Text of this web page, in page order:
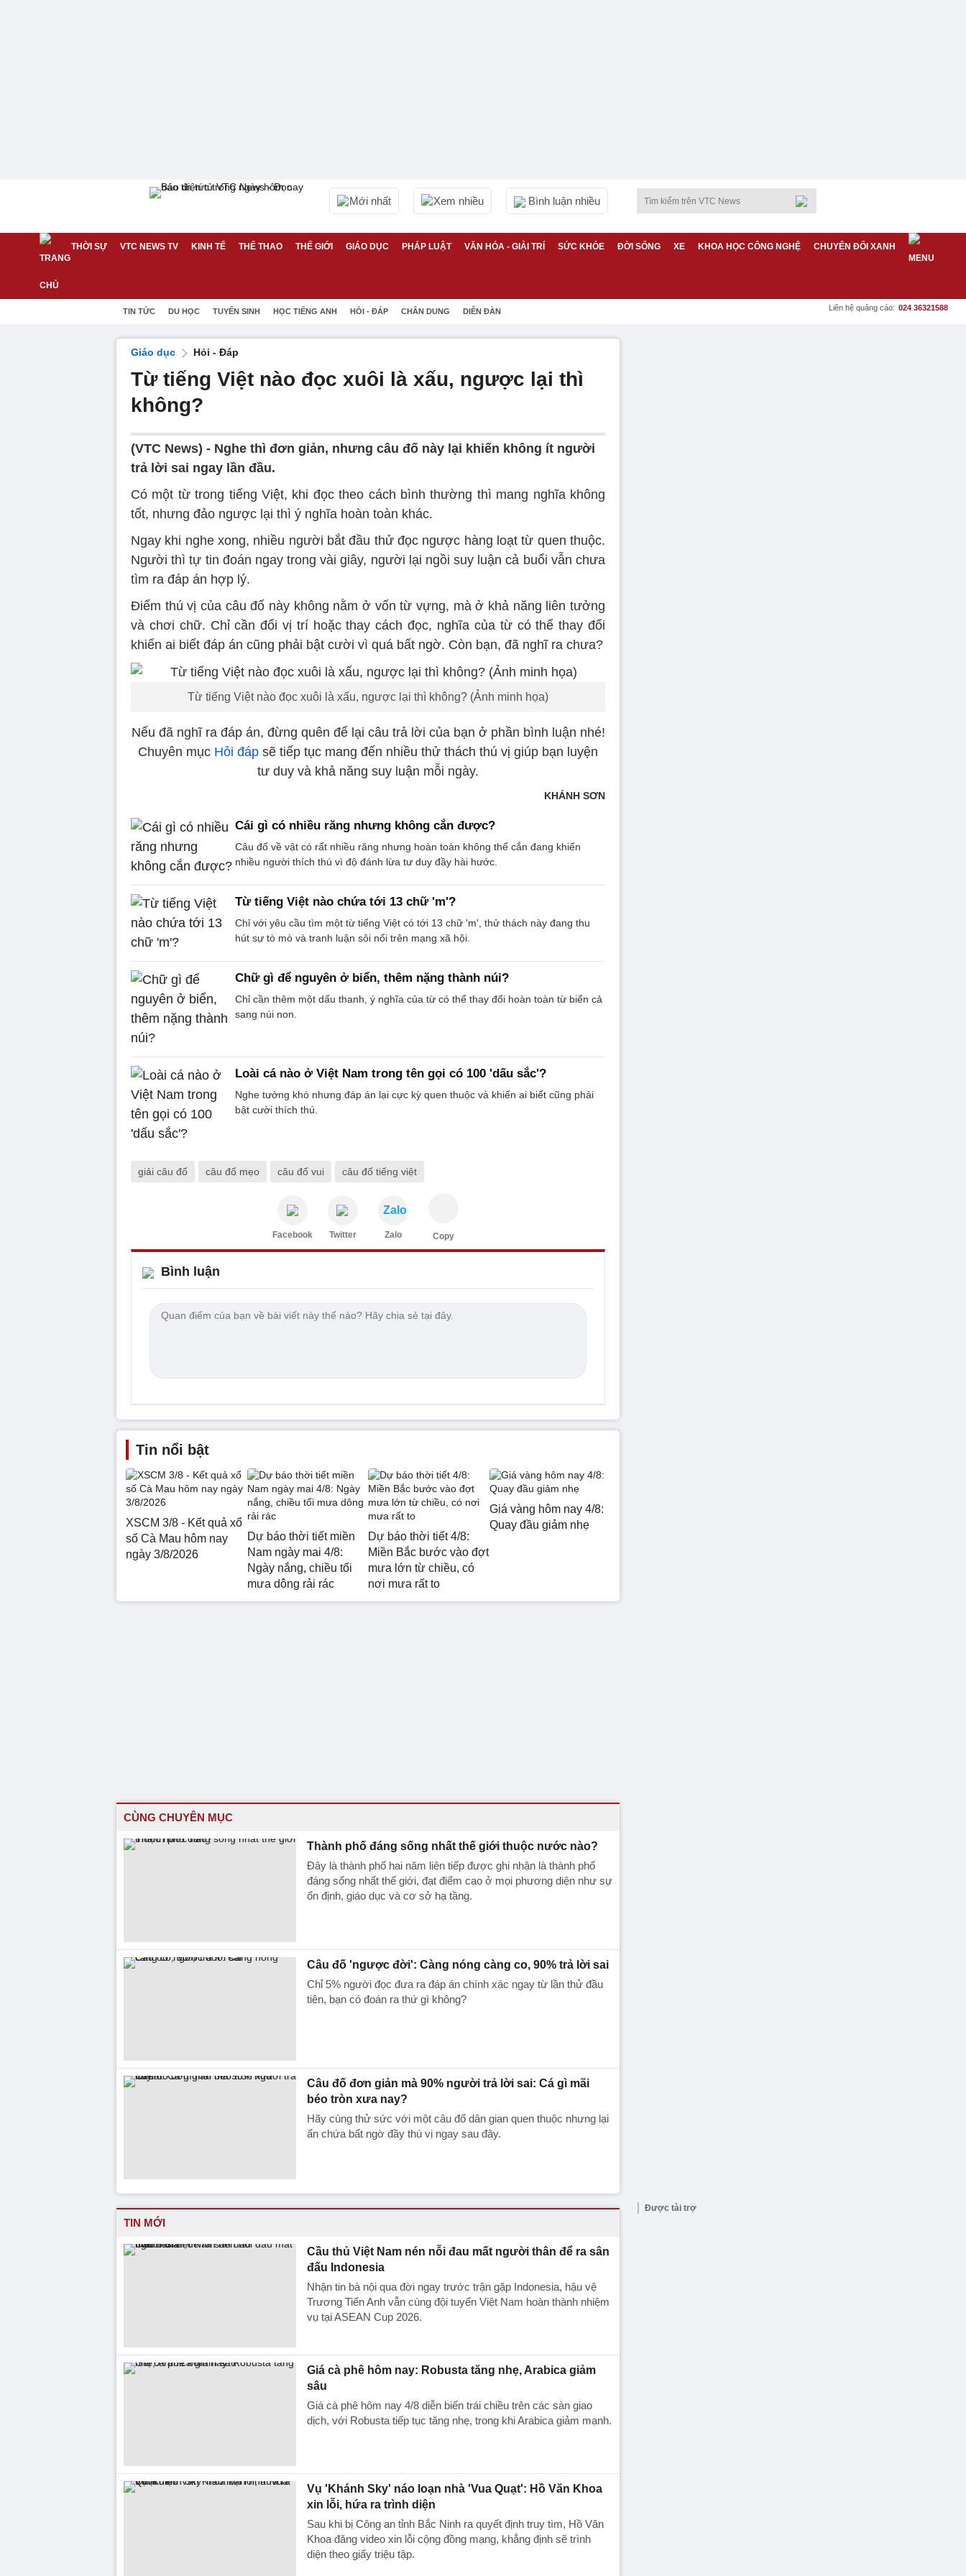
Mới nhất Xem nhiều Bình luận nhiều
THỜI SỰ VTC NEWS TV KINH TẾ THỂ THAO THẾ GIỚI GIÁO DỤC PHÁP LUẬT VĂN HÓA - GIẢI TRÍ SỨC KHỎE ĐỜI SỐNG XE KHOA HỌC CÔNG NGHỆ CHUYỂN ĐỔI XANH
TIN TỨC DU HỌC TUYỂN SINH HỌC TIẾNG ANH HỎI - ĐÁP CHÂN DUNG DIỄN ĐÀN Liên hệ quảng cáo: 024 36321588
Giáo dục Hỏi - Đáp
Từ tiếng Việt nào đọc xuôi là xấu, ngược lại thì
không?
(VTC News) - Nghe thì đơn giản, nhưng câu đố này lại khiến không ít người
trả lời sai ngay lần đầu.
Có một từ trong tiếng Việt, khi đọc theo cách bình thường thì mang nghĩa không
tốt, nhưng đảo ngược lại thì ý nghĩa hoàn toàn khác.
Ngay khi nghe xong, nhiều người bắt đầu thử đọc ngược hàng loạt từ quen thuộc.
Người thì tự tin đoán ngay trong vài giây, người lại ngồi suy luận cả buổi vẫn chưa
tìm ra đáp án hợp lý.
Điểm thú vị của câu đố này không nằm ở vốn từ vựng, mà ở khả năng liên tưởng
và chơi chữ. Chỉ cần đổi vị trí hoặc thay cách đọc, nghĩa của từ có thể thay đổi
khiến ai biết đáp án cũng phải bật cười vì quá bất ngờ. Còn bạn, đã nghĩ ra chưa?
Từ tiếng Việt nào đọc xuôi là xấu, ngược lại thì không? (Ảnh minh họa)
Nếu đã nghĩ ra đáp án, đừng quên để lại câu trả lời của bạn ở phần bình luận nhé!
Chuyên mục Hỏi đáp sẽ tiếp tục mang đến nhiều thử thách thú vị giúp bạn luyện
tư duy và khả năng suy luận mỗi ngày.
KHÁNH SƠN
Cái gì có nhiều răng nhưng không cắn được?
Câu đố về vật có rất nhiều răng nhưng hoàn toàn không thể cắn đang khiến
nhiều người thích thú vì độ đánh lừa tư duy đầy hài hước.
Từ tiếng Việt nào chứa tới 13 chữ 'm'?
Chỉ với yêu cầu tìm một từ tiếng Việt có tới 13 chữ 'm', thử thách này đang thu
hút sự tò mò và tranh luận sôi nổi trên mạng xã hội.
Chữ gì để nguyên ở biển, thêm nặng thành núi?
Chỉ cần thêm một dấu thanh, ý nghĩa của từ có thể thay đổi hoàn toàn từ biển cả
sang núi non.
Loài cá nào ở Việt Nam trong tên gọi có 100 'dấu sắc'?
Nghe tưởng khó nhưng đáp án lại cực kỳ quen thuộc và khiến ai biết cũng phải
bật cười thích thú.
giải câu đố câu đố mẹo câu đố vui câu đố tiếng việt
Facebook Twitter
Zalo
Zalo Copy
Bình luận
Tin nổi bật
XSCM 3/8 - Kết quả xổ
số Cà Mau hôm nay
ngày 3/8/2026
Dự báo thời tiết miền
Nam ngày mai 4/8:
Ngày nắng, chiều tối
mưa dông rải rác
Dự báo thời tiết 4/8:
Miền Bắc bước vào đợt
mưa lớn từ chiều, có
nơi mưa rất to
Giá vàng hôm nay 4/8:
Quay đầu giảm nhẹ
CÙNG CHUYÊN MỤC
Thành phố đáng sống nhất thế giới thuộc nước nào?
Đây là thành phố hai năm liên tiếp được ghi nhận là thành phố
đáng sống nhất thế giới, đạt điểm cao ở mọi phương diện như sự
ổn định, giáo dục và cơ sở hạ tầng.
Câu đố 'ngược đời': Càng nóng càng co, 90% trả lời sai
Chỉ 5% người đọc đưa ra đáp án chính xác ngay từ lần thử đầu
tiên, bạn có đoán ra thứ gì không?
Câu đố đơn giản mà 90% người trả lời sai: Cá gì mãi
béo tròn xưa nay?
Hãy cùng thử sức với một câu đố dân gian quen thuộc nhưng lại
ẩn chứa bất ngờ đầy thú vị ngay sau đây.
TIN MỚI
Cầu thủ Việt Nam nén nỗi đau mất người thân để ra sân
đấu Indonesia
Nhận tin bà nội qua đời ngay trước trận gặp Indonesia, hậu vệ
Trương Tiến Anh vẫn cùng đội tuyển Việt Nam hoàn thành nhiệm
vụ tại ASEAN Cup 2026.
Giá cà phê hôm nay: Robusta tăng nhẹ, Arabica giảm
sâu
Giá cà phê hôm nay 4/8 diễn biến trái chiều trên các sàn giao
dịch, với Robusta tiếp tục tăng nhẹ, trong khi Arabica giảm mạnh.
Vụ 'Khánh Sky' náo loạn nhà 'Vua Quạt': Hồ Văn Khoa
xin lỗi, hứa ra trình diện
Sau khi bị Công an tỉnh Bắc Ninh ra quyết định truy tìm, Hồ Văn
Khoa đăng video xin lỗi cộng đồng mạng, khẳng định sẽ trình
diện theo giấy triệu tập.
Được tài trợ